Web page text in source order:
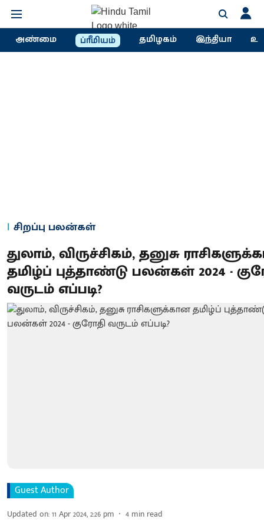
அண்மை ப்ரீமியம் தமிழகம் இந்தியா
சிறப்பு பலன்கள்
துலாம், விருச்சிகம், தனுசு
தமிழ்ப் புத்தாண்டு பலன்கள் 2024 -
வருடம் எப்படி?
Guest Author
Updated on:11 Apr 2024, 2:26 pm 4 min read